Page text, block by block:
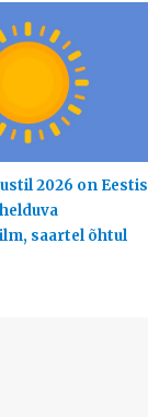
2026 on Eestis
saartel õhtul